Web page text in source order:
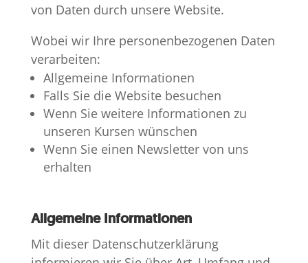
von Daten durch unsere Website.
Wobei wir Ihre personenbezogenen Daten
verarbeiten:
Allgemeine Informationen
Falls Sie die Website besuchen
Wenn Sie weitere Informationen zu
unseren Kursen wünschen
Wenn Sie einen Newsletter von uns
erhalten
Allgemeine Informationen
Mit dieser Datenschutzerklärung